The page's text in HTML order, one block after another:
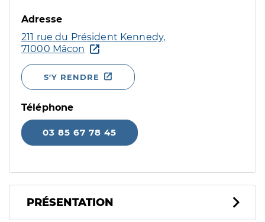
Adresse
211 rue du Président Kennedy,
71000 Mâcon
S'Y RENDRE
Téléphone
03 85 67 78 45
PRÉSENTATION